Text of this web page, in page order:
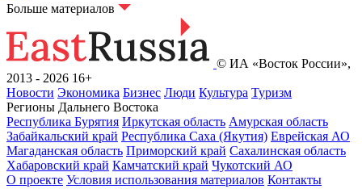
Больше материалов
© ИА «Восток России»,
2013 - 2026 16+
Новости Экономика Бизнес Люди Культура Туризм
Регионы Дальнего Востока
Республика Бурятия Иркутская область Амурская область
Забайкальский край Республика Саха (Якутия) Еврейская АО
Магаданская область Приморский край Сахалинская область
Хабаровский край Камчатский край Чукотский АО
О проекте Условия использования материалов Контакты